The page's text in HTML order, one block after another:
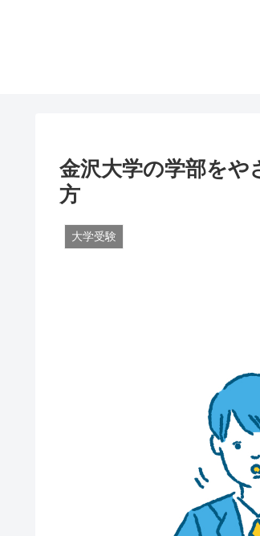
金沢大学の学部をや
方
大学受験